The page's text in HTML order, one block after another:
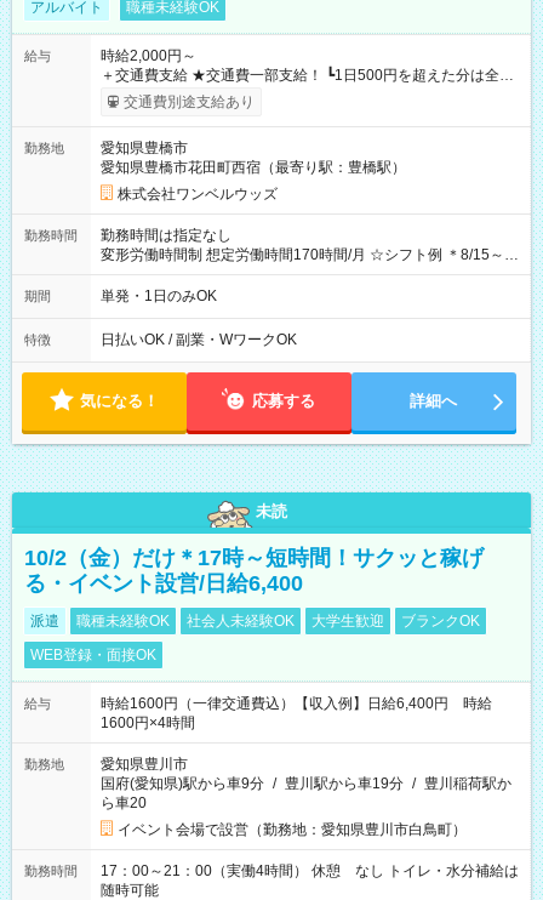
アルバイト 職種未経験OK
給与
時給2,000円～
＋交通費支給 ★交通費一部支給！ ┗1日500円を超えた分は全額
支給！ ※往復500円以内の方は自己負担となります ★日払い
OK！（規定あり） ┗働いたその日に現金GET♪ お仕事後はコン
期間なし
交通費別途支給あり
勤務地
愛知県豊橋市
愛知県豊橋市花田町西宿（最寄り駅：豊橋駅）
株式会社ワンベルウッズ
勤務時間
勤務時間は指定なし
変形労働時間制 想定労働時間170時間/月 ☆シフト例 ＊8/15～
10/26 全日共通 08：00～12：00 17：00～21：00 ＊8/31
～9/19のみ下記シフトもあります！ 12：00～16：00 ＊9/6～
00
期間 単発・1日のみOK
特徴 日払いOK / 副業・WワークOK
気になる！ 応募する 詳細へ
未読
10/2（金）だけ＊17時～短時間！サクッと稼げ
る・イベント設営/日給6,400
派遣 職種未経験OK 社会人未経験OK 大学生歓迎
ブランクOK
WEB登録・面接OK
給与
時給1600円（一律交通費込）【収入例】日給6,400円 時給
1600円×4時間
勤務地
愛知県豊川市
国府(愛知県)駅から車9分 / 豊川駅から車19分 / 豊川稲荷駅か
ら車20
イベント会場で設営（勤務地：愛知県豊川市白鳥町）
勤務時間
17：00～21：00（実働4時間） 休憩 なし トイレ・水分補給は
随時可能